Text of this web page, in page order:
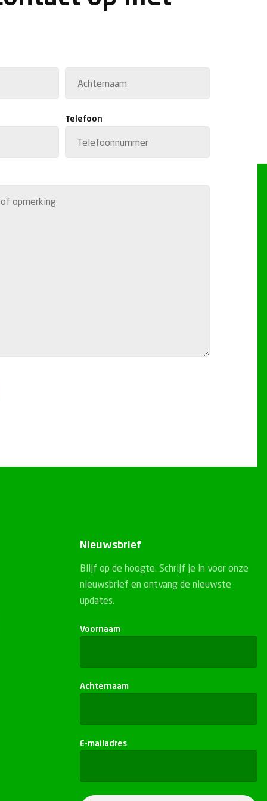
Telefoon
Nieuwsbrief
Blijf op de hoogte. Schrijf je in voor onze
nieuwsbrief en ontvang de nieuwste
updates.
Voornaam
Achternaam
E-mailadres